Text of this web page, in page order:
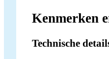
Kenmerken
Technische